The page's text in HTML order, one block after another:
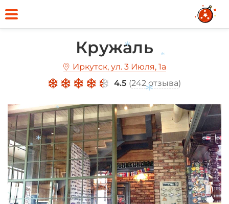
Кружаль
Иркутск, ул. 3 Июля, 1а
4.5 (242 отзыва)
*
* *
*
*
*